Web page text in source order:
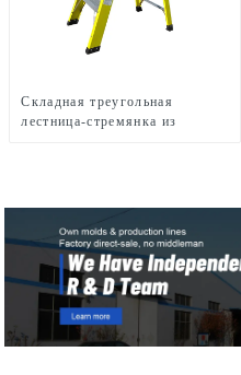
Складная треугольная
лестница-стремянка из